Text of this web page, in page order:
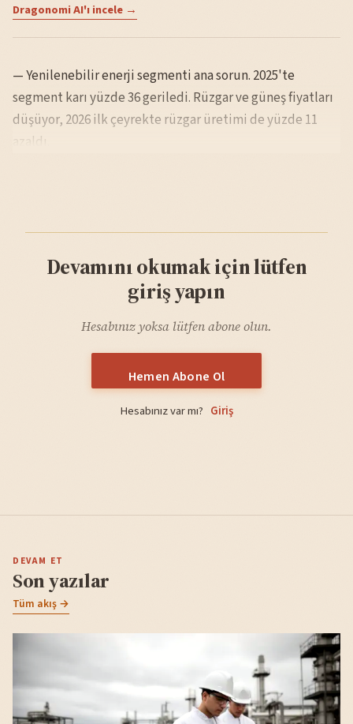
Dragonomi AI'ı incele →
— Yenilenebilir enerji segmenti ana sorun. 2025'te
segment karı yüzde 36 geriledi. Rüzgar ve güneş fiyatları
düşüyor, 2026 ilk çeyrekte rüzgar üretimi de yüzde 11
azaldı.
Devamını okumak için lütfen
giriş yapın
Hesabınız yoksa lütfen abone olun.
Hemen Abone Ol
Hesabınız var mı? Giriş
DEVAM ET
Son yazılar
Tüm akış →